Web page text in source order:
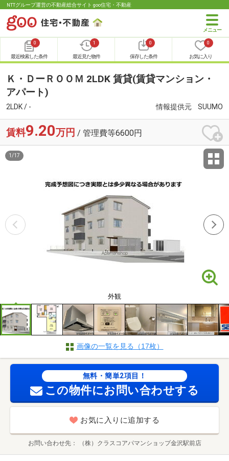
NTTグループ運営の不動産総合サイト goo住宅・不動産
0
最近検索した条件
1
最近見た物件
0
保存した条件
0
お気に入り
Ｋ・ＤーＲＯＯＭ 2LDK 賃貸(賃貸マンション・
アパート)
2LDK / - 情報提供元 SUUMO
賃料9.20万円 / 管理費等6600円
外観
1 /17
画像の一覧を見る（17枚）
無料・簡単2項目！
この物件にお問い合わせする
お気に入りに追加する
お問い合わせ先 （株）クラスコアパマンショップ金沢駅前店